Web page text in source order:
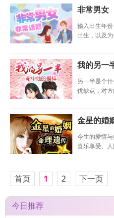
非常男女
输入出生年
出生，以及
我的另一
另一半是个
优缺点，对
金星的婚
今生的爱情
喜乐享受、
首页 1 2 下一页
今日推荐